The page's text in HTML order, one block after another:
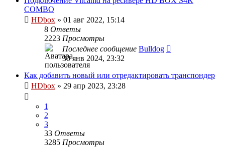
COMBO
HDbox » 01 авг 2022, 15:14
8 Ответы
2223 Просмотры
Последнее сообщение Bulldog
30 янв 2024, 23:32
Как добавить новый или отредактировать транспондер
HDbox » 29 апр 2023, 23:28
1
2
3
33 Ответы
3285 Просмотры